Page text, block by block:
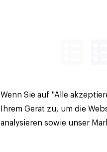
Wenn Sie auf "Alle
Ihrem Gerät zu, um die
analysieren sowie unser